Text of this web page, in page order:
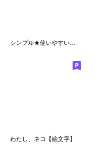
わたし、ネコ【絵文字】